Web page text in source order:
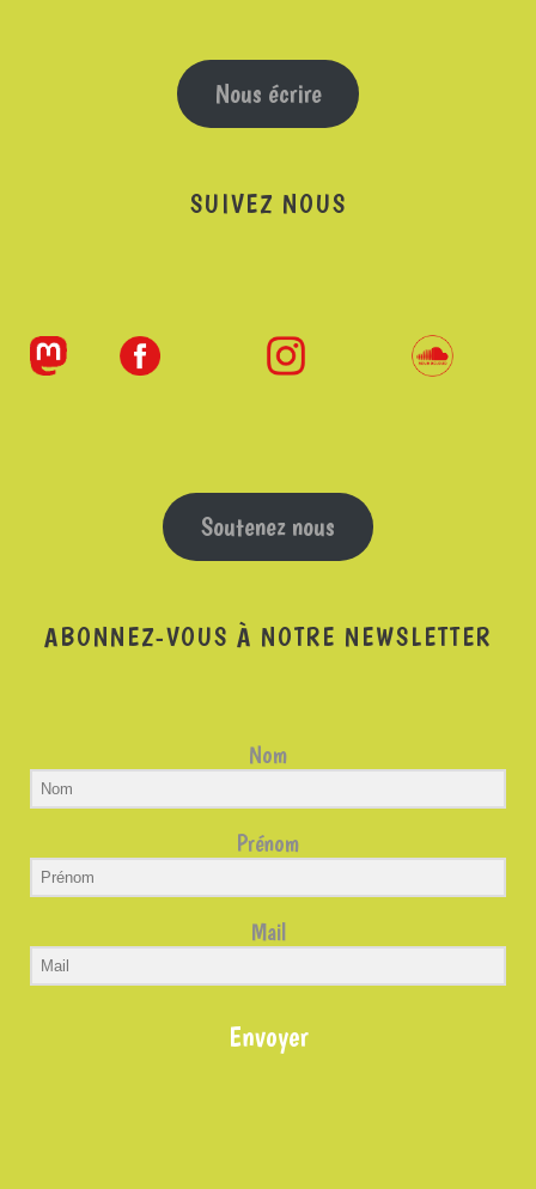
Nous écrire
SUIVEZ NOUS
Soutenez nous
ABONNEZ-VOUS À NOTRE NEWSLETTER
Nom
Prénom
Mail
Envoyer